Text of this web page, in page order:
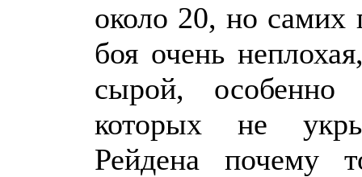
около 20, но самих
боя очень
сырой, особенно
которых не
Рейдена почему